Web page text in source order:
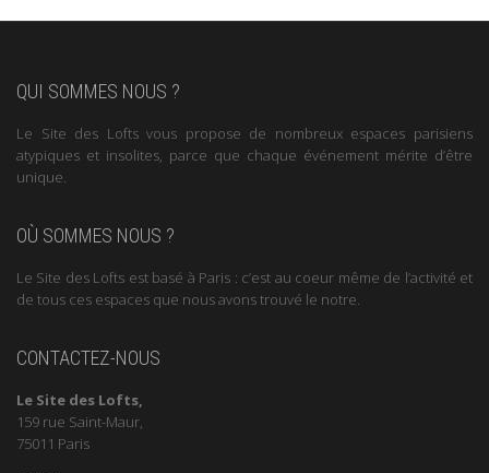
QUI SOMMES NOUS ?
Le Site des Lofts vous propose de nombreux espaces parisiens
atypiques et insolites, parce que chaque événement mérite d’être
unique.
OÙ SOMMES NOUS ?
Le Site des Lofts est basé à Paris : c’est au coeur même de l’activité et
de tous ces espaces que nous avons trouvé le notre.
CONTACTEZ-NOUS
Le Site des Lofts,
159 rue Saint-Maur,
75011 Paris